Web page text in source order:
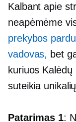
Kalbant apie
neapėmėme
prekybos
vadovas, bet
kuriuos
suteikia
Patarimas 1: